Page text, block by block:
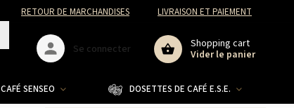
RETOUR DE MARCHANDISES LIVRAISON ET PAIEMENT
Shopping cart
Vider le panier
Se connecter
SENSEO DOSETTES DE CAFÉ E.S.E.